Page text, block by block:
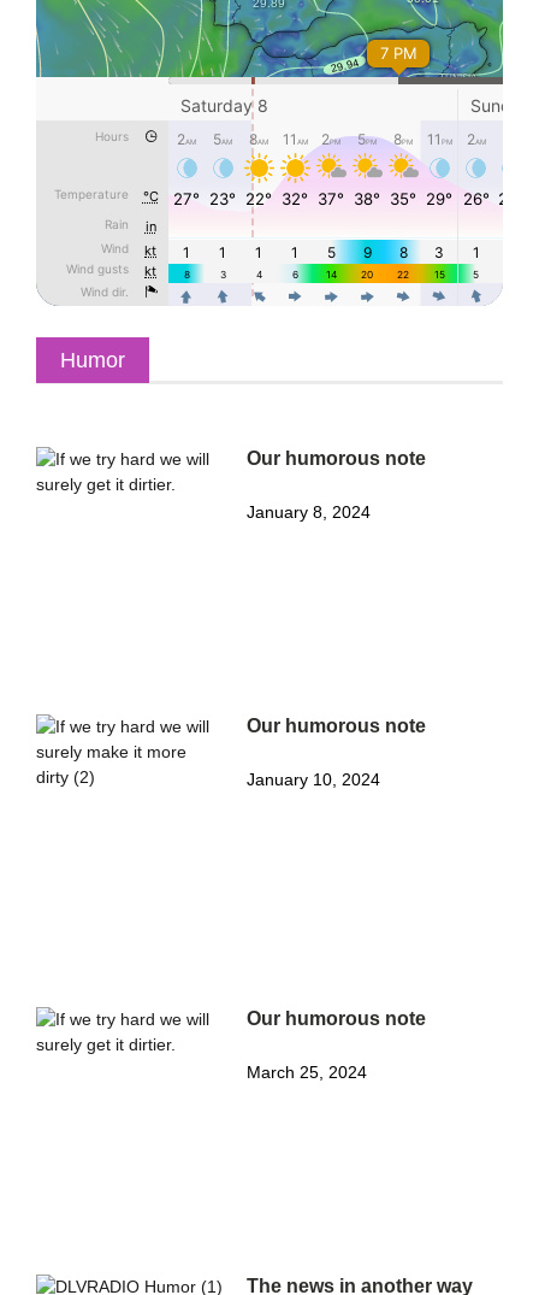
Humor
Our humorous note
January 8, 2024
Our humorous note
January 10, 2024
Our humorous note
March 25, 2024
The news in another way